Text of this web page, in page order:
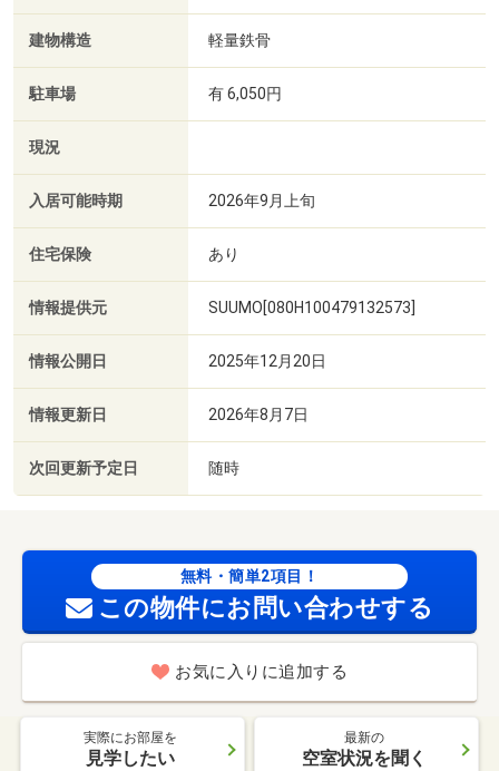
建物構造 軽量鉄骨
駐車場 有 6,050円
現況
入居可能時期 2026年9月上旬
住宅保険 あり
情報提供元 SUUMO[080H100479132573]
情報公開日 2025年12月20日
情報更新日 2026年8月7日
次回更新予定日 随時
無料・簡単2項目！
この物件にお問い合わせする
お気に入りに追加する
実際にお部屋を
見学したい
最新の
空室状況を聞く